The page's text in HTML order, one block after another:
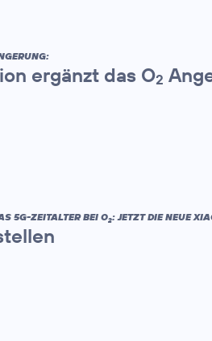
ergänzt das O2
5G-ZEITALTER BEI O2: JETZT DIE NEUE